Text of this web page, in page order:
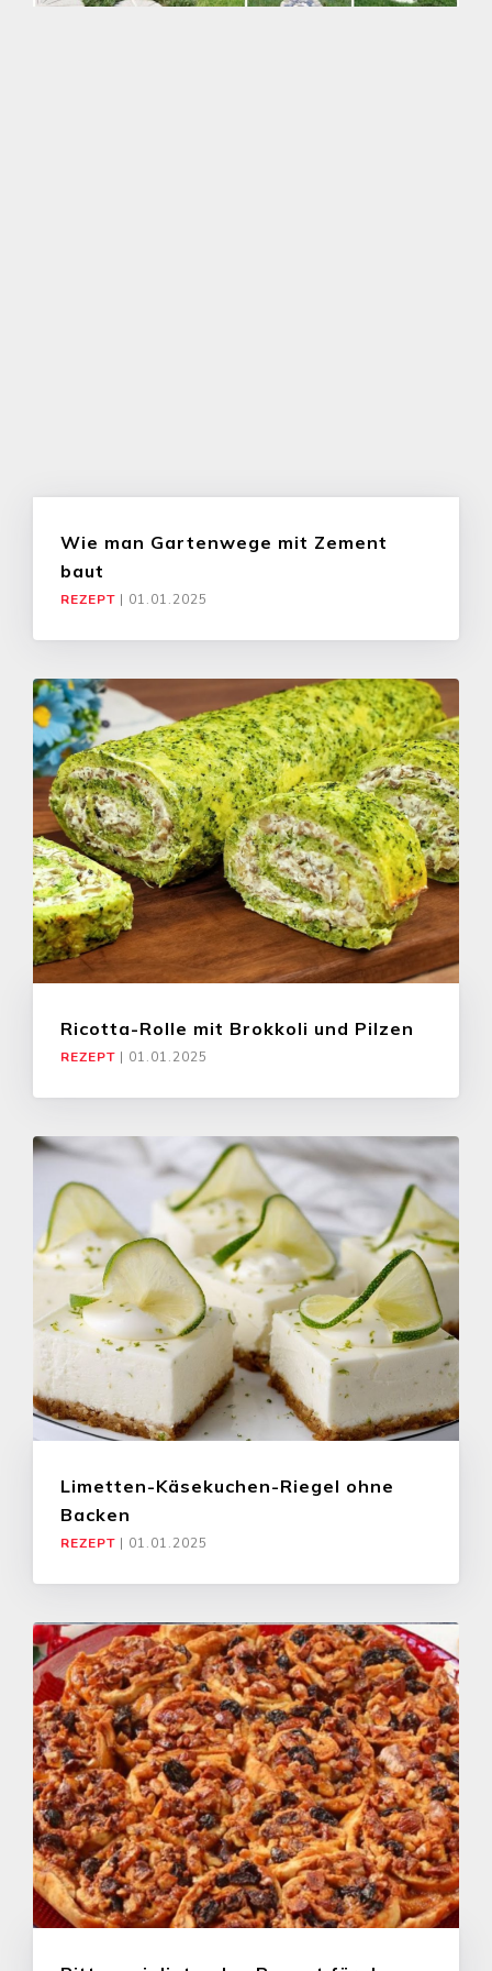
Wie man Gartenwege mit Zement
baut
REZEPT | 01.01.2025
Ricotta-Rolle mit Brokkoli und Pilzen
REZEPT | 01.01.2025
Limetten-Käsekuchen-Riegel ohne
Backen
REZEPT | 01.01.2025